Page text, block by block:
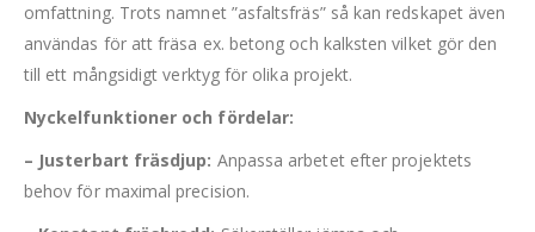
omfattning. Trots namnet ”asfaltsfräs” så kan redskapet även
användas för att fräsa ex. betong och kalksten vilket gör den
till ett mångsidigt verktyg för olika projekt.
Nyckelfunktioner och fördelar:
– Justerbart fräsdjup: Anpassa arbetet efter projektets
behov för maximal precision.